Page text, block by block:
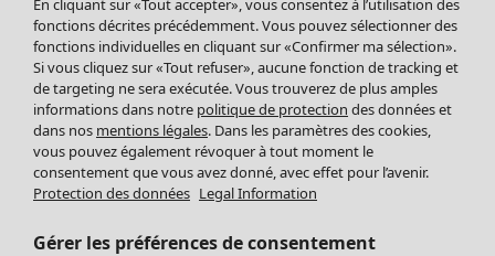
Leggings et collants
Accessoires
Chaussures
Vêtements de bain
Basics
Soldes Mobilier
Bonnes affaires déco
Décoration
Textiles
Tapis
Éponge
fonctions décrites précédemment. Vous pouvez sélectionner des
fonctions individuelles en cliquant sur «Confirmer ma sélection».
Si vous cliquez sur «Tout refuser», aucune fonction de tracking et
de targeting ne sera exécutée. Vous trouverez de plus amples
informations dans notre politique de protection des données et
dans nos mentions légales. Dans les paramètres des cookies,
vous pouvez également révoquer à tout moment le
consentement que vous avez donné, avec effet pour l’avenir.
Protection des données Legal Information
Gérer les préférences de consentement